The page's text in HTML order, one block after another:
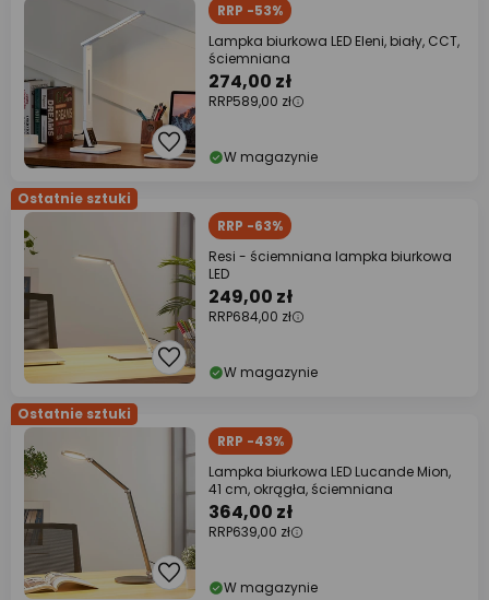
RRP -53%
Lampka biurkowa LED Eleni, biały, CCT,
ściemniana
274,00 zł
RRP589,00 zł
W magazynie
Ostatnie sztuki
RRP -63%
Resi - ściemniana lampka biurkowa
LED
249,00 zł
RRP684,00 zł
W magazynie
Ostatnie sztuki
RRP -43%
Lampka biurkowa LED Lucande Mion,
41 cm, okrągła, ściemniana
364,00 zł
RRP639,00 zł
W magazynie